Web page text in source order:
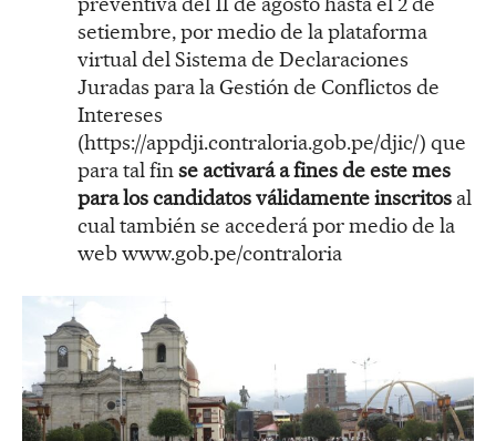
setiembre, por medio de la plataforma
virtual del Sistema de Declaraciones
Juradas para la Gestión de Conflictos de
Intereses
(https://appdji.contraloria.gob.pe/djic/) que
para tal finse activará a fines de este mes
para los candidatos válidamente inscritos al
cual también se accederá por medio de la
web www.gob.pe/contraloria